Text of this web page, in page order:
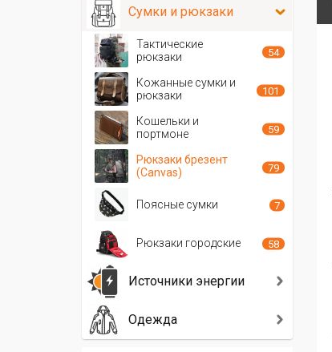
Сумки и рюкзаки
Тактические
рюкзаки
54
Кожанные сумки и
рюкзаки
101
Кошельки и
портмоне
59
Рюкзаки брезент
(Canvas)
79
Поясные сумки 7
Рюкзаки городские 58
Источники энергии
Одежда